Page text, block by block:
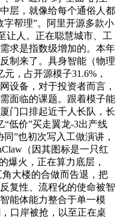
层，就像给每个通俗人都
帮理”。阿里开源多款小
让人。正在聪慧城市、工
求是指数级增加的。本年
制来了。具身智能（物理
，占开源模子31.6%，
设备，对于投资者而言，
面临的课题。跟着模子能
门口排起近千人长队，长
低价”买走翼龙-3出产线
”也初次写入工做演讲，
（因其图标是一只红
爆火，正在算力底层，
大楼的合做而告退，把
复性、流程化的使命被智
能体能力整合于单一模
口岸被抢，以至正在桌